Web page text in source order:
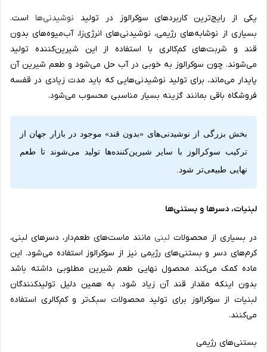
یکی از رایج‌ترین کاربردهای سوکرالوز در تولید نوشیدنی‌ها است.
بسیاری از نوشابه‌های رژیمی، نوشیدنی‌های انرژی‌زا، آب‌میوه‌های بدون
قند و شربت‌های کم‌کالری با استفاده از این شیرین‌کننده تولید
می‌شوند. چون سوکرالوز به خوبی در آب حل می‌شود و طعم شیرین آن
پایدار می‌ماند، برای تولید نوشیدنی‌هایی که باید مدت زیادی در قفسه
فروشگاه باقی بمانند گزینه بسیار مناسبی محسوب می‌شود.
بخش بزرگی از نوشیدنی‌های «بدون قند» موجود در بازار جهان از
ترکیب سوکرالوز با سایر شیرین‌کننده‌ها تولید می‌شوند تا طعم
نهایی طبیعی‌تر شود.
لبنیات، دسرها و بستنی‌ها
در بسیاری از محصولات لبنی مانند ماست‌های طعم‌دار، دسرهای لبنی،
کرم‌های دسر و بستنی‌های رژیمی نیز از سوکرالوز استفاده می‌شود. این
ماده کمک می‌کند محصول نهایی طعم شیرین مطلوبی داشته باشد
بدون اینکه مقدار قند آن زیاد شود. به همین دلیل تولیدکنندگان
لبنیات از سوکرالوز برای تولید محصولات سبک‌تر و کم‌کالری استفاده
می‌کنند.
بستنی‌های رژیمی